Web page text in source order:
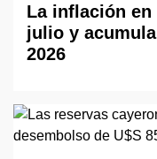
La inflación en
julio y
2026